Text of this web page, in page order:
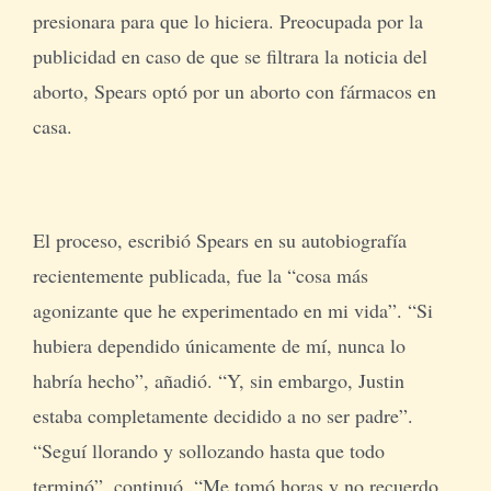
presionara para que lo hiciera. Preocupada por la
publicidad en caso de que se filtrara la noticia del
aborto, Spears optó por un aborto con fármacos en
casa.
El proceso, escribió Spears en su autobiografía
recientemente publicada, fue la “cosa más
agonizante que he experimentado en mi vida”. “Si
hubiera dependido únicamente de mí, nunca lo
habría hecho”, añadió. “Y, sin embargo, Justin
estaba completamente decidido a no ser padre”.
“Seguí llorando y sollozando hasta que todo
terminó”, continuó. “Me tomó horas y no recuerdo